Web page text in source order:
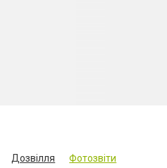
Дозвілля Фотозвіти